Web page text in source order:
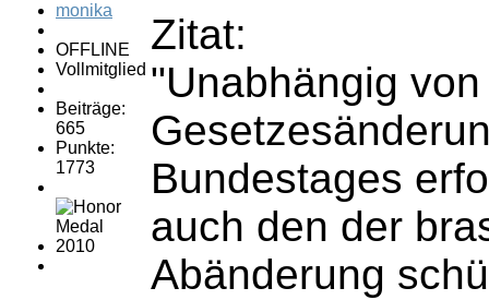
monika
OFFLINE
Vollmitglied
Beiträge:
665
Punkte:
1773
Zitat:
"Unabhängig
Bundestages
auch den der
Abänderung